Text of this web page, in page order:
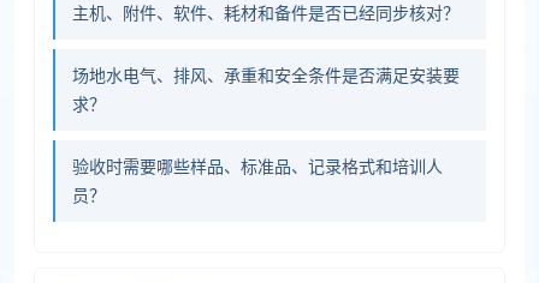
主机、附件、软件、耗材和备件是否已经同步核对？
场地水电气、排风、承重和安全条件是否满足安装要
求？
验收时需要哪些样品、标准品、记录格式和培训人
员？